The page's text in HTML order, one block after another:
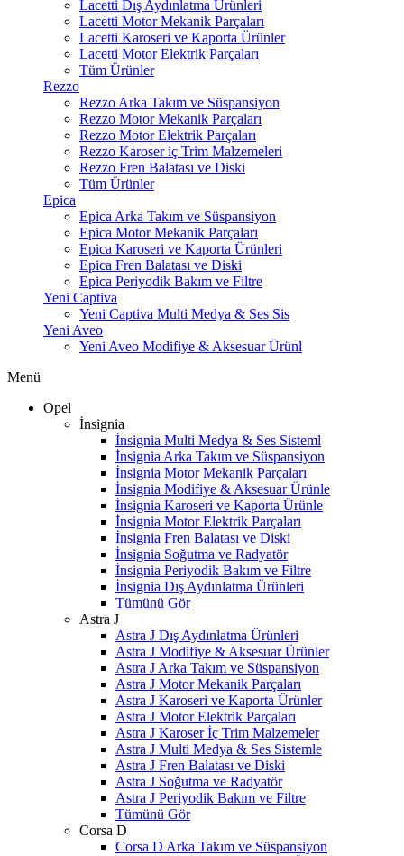
Lacetti Dış Aydınlatma Ürünleri
Lacetti Motor Mekanik Parçaları
Lacetti Karoseri ve Kaporta Ürünler
Lacetti Motor Elektrik Parçaları
Tüm Ürünler
Rezzo
Rezzo Arka Takım ve Süspansiyon
Rezzo Motor Mekanik Parçaları
Rezzo Motor Elektrik Parçaları
Rezzo Karoser iç Trim Malzemeleri
Rezzo Fren Balatası ve Diski
Tüm Ürünler
Epica
Epica Arka Takım ve Süspansiyon
Epica Motor Mekanik Parçaları
Epica Karoseri ve Kaporta Ürünleri
Epica Fren Balatası ve Diski
Epica Periyodik Bakım ve Filtre
Yeni Captiva
Yeni Captiva Multi Medya & Ses Sis
Yeni Aveo
Yeni Aveo Modifiye & Aksesuar Ürünl
Menü
Opel
İnsignia
İnsignia Multi Medya & Ses Sisteml
İnsignia Arka Takım ve Süspansiyon
İnsignia Motor Mekanik Parçaları
İnsignia Modifiye & Aksesuar Ürünle
İnsignia Karoseri ve Kaporta Ürünle
İnsignia Motor Elektrik Parçaları
İnsignia Fren Balatası ve Diski
İnsignia Soğutma ve Radyatör
İnsignia Periyodik Bakım ve Filtre
İnsignia Dış Aydınlatma Ürünleri
Tümünü Gör
Astra J
Astra J Dış Aydınlatma Ürünleri
Astra J Modifiye & Aksesuar Ürünler
Astra J Arka Takım ve Süspansiyon
Astra J Motor Mekanik Parçaları
Astra J Karoseri ve Kaporta Ürünler
Astra J Motor Elektrik Parçaları
Astra J Karoser İç Trim Malzemeler
Astra J Multi Medya & Ses Sistemle
Astra J Fren Balatası ve Diski
Astra J Soğutma ve Radyatör
Astra J Periyodik Bakım ve Filtre
Tümünü Gör
Corsa D
Corsa D Arka Takım ve Süspansiyon